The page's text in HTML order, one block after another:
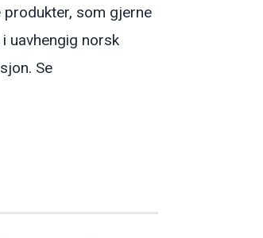
som gjerne
uavhengig norsk
Se